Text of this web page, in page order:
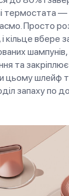
термостата —
Просто
кільце вбере
та
цьому шлейф
запаху по